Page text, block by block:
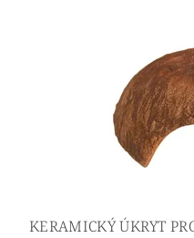
KERAMICKÝ ÚKRYT